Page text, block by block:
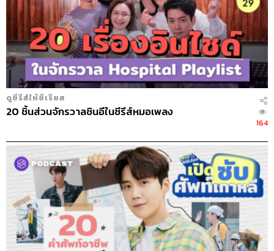
ดูซีรีส์ให้ซีเรียส
20 ชิ้นส่วนจักรวาลชินอีในซีรีส์หมอเพลง
164